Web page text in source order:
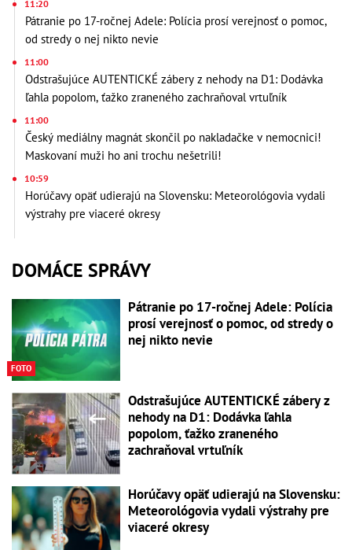
11:20
Pátranie po 17-ročnej Adele: Polícia prosí verejnosť o pomoc,
od stredy o nej nikto nevie
11:00
Odstrašujúce AUTENTICKÉ zábery z nehody na D1: Dodávka
ľahla popolom, ťažko zraneného zachraňoval vrtuľník
11:00
Český mediálny magnát skončil po nakladačke v nemocnici!
Maskovaní muži ho ani trochu nešetrili!
10:59
Horúčavy opäť udierajú na Slovensku: Meteorológovia vydali
výstrahy pre viaceré okresy
DOMÁCE SPRÁVY
FOTO
Pátranie po 17-ročnej Adele: Polícia
prosí verejnosť o pomoc, od stredy o
nej nikto nevie
Odstrašujúce AUTENTICKÉ zábery z
nehody na D1: Dodávka ľahla
popolom, ťažko zraneného
zachraňoval vrtuľník
Horúčavy opäť udierajú na Slovensku:
Meteorológovia vydali výstrahy pre
viaceré okresy